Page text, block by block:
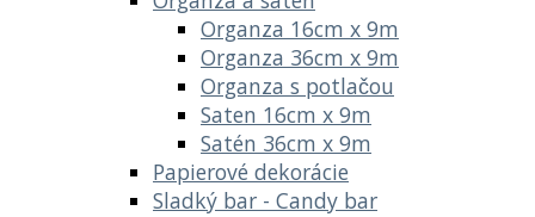
Organza 16cm x 9m
Organza 36cm x 9m
Organza s potlačou
Saten 16cm x 9m
Satén 36cm x 9m
Papierové dekorácie
Sladký bar - Candy bar